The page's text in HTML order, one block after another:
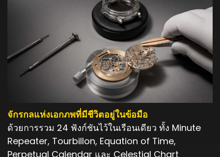
จักรกลแห่งเอกภพที่มีชีวิตอยู่ในข้อมือ
ด้วยการรวม 24 ฟังก์ชันไว้ในเรือนเดียว ทั้ง Minute
Repeater, Tourbillon, Equation of Time,
Perpetual Calendar และ Celestial Chart